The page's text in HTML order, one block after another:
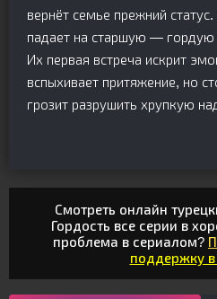
вернёт семье прежний
падает на старшую —
Их первая встреча искрит
вспыхивает притяжение, но
грозит разрушить хрупкую
Смотреть онлайн
Гордость все серии в
проблема в сериалом?
поддержку в